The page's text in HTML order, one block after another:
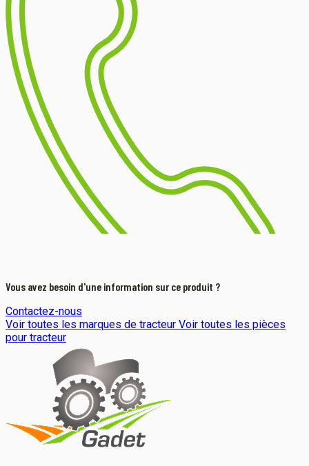
Vous avez besoin d'une information sur ce produit ?
Contactez-nous
Voir toutes les marques de tracteur Voir toutes les pièces
pour tracteur